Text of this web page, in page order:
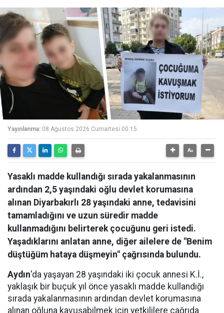
Yayınlanma: 08 Ağustos 2026 Cumartesi 00:15
Yasaklı madde kullandığı sırada yakalanmasının
ardından 2,5 yaşındaki oğlu devlet korumasına
alınan Diyarbakırlı 28 yaşındaki anne, tedavisini
tamamladığını ve uzun süredir madde
kullanmadığını belirterek çocuğunu geri istedi.
Yaşadıklarını anlatan anne, diğer ailelere de "Benim
düştüğüm hataya düşmeyin" çağrısında bulundu.
Aydın'da yaşayan 28 yaşındaki iki çocuk annesi K.İ.,
yaklaşık bir buçuk yıl önce yasaklı madde kullandığı
sırada yakalanmasının ardından devlet korumasına
alınan oğluna kavuşabilmek için yetkililere çağrıda